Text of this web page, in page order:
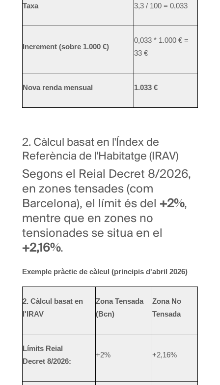
Taxa 3,3 / 100 = 0,033
Increment (sobre 1.000 €)
0,033 * 1.000 € =
33 €
Nova renda mensual 1.033 €
2. Càlcul basat en l'Índex de
Referència de l'Habitatge (IRAV)
Segons el Reial Decret 8/2026,
en zones tensades (com
Barcelona), el límit és del +2%,
mentre que en zones no
tensionades se situa en el
+2,16%.
Exemple pràctic de càlcul (principis d'abril 2026)
2. Càlcul basat en
l'IRAV
Zona Tensada
(Bcn)
Zona No
Tensada
Límits Reial
Decret 8/2026:
+2% +2,16%